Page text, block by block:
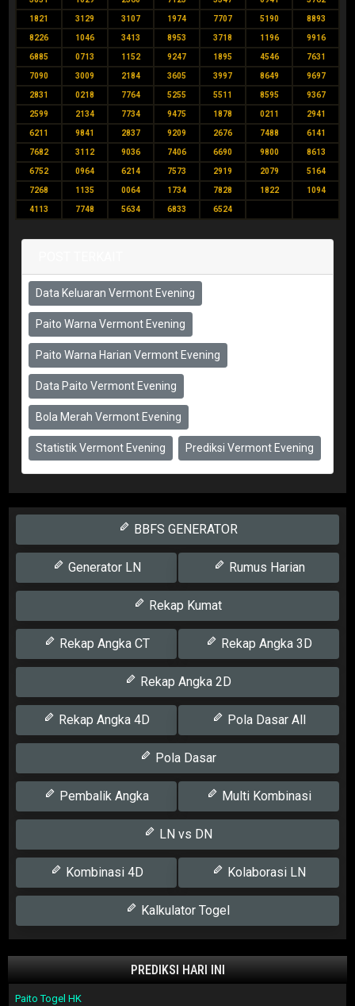
1821 3129 3107 1974 7707 5190 8893
8226 1046 3413 8953 3718 1196 9916
6885 0713 1152 9247 1895 4546 7631
7090 3009 2184 3605 3997 8649 9697
2831 0218 7764 5255 5511 8595 9367
2599 2134 7734 9475 1878 0211 2941
6211 9841 2837 9209 2676 7488 6141
7682 3112 9036 7406 6690 9800 8613
6752 0964 6214 7573 2919 2079 5164
7268 1135 0064 1734 7828 1822 1094
4113 7748 5634 6833 6524
Data Keluaran Vermont Evening
Paito Warna Vermont Evening
Paito Warna Harian Vermont Evening
Data Paito Vermont Evening
Bola Merah Vermont Evening
Statistik Vermont Evening Prediksi Vermont Evening
BBFS GENERATOR
Generator LN Rumus Harian
Rekap Kumat
Rekap Angka CT Rekap Angka 3D
Rekap Angka 2D
Rekap Angka 4D Pola Dasar All
Pola Dasar
Pembalik Angka Multi Kombinasi
LN vs DN
Kombinasi 4D Kolaborasi LN
Kalkulator Togel
PREDIKSI HARI INI
Paito Togel HK